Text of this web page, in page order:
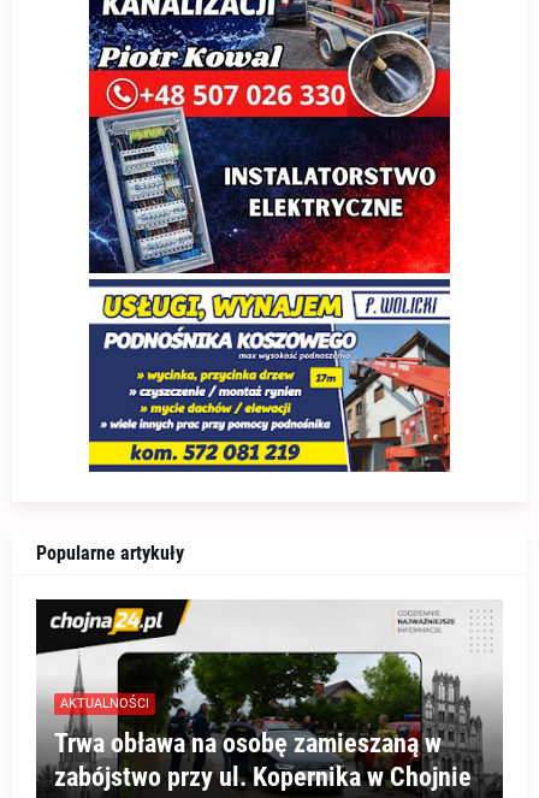
Popularne artykuły
AKTUALNOŚCI
Trwa obława na osobę zamieszaną w
zabójstwo przy ul. Kopernika w Chojnie